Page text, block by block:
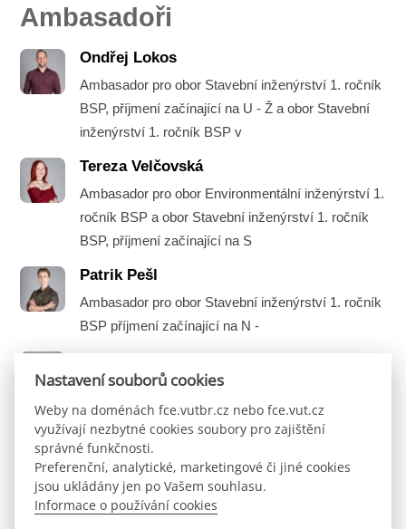
Ambasadoři
Ondřej Lokos
Ambasador pro obor Stavební inženýrství 1. ročník
BSP, příjmení začínající na U - Ž a obor Stavební
inženýrství 1. ročník BSP v
Tereza Velčovská
Ambasador pro obor Environmentální inženýrství 1.
ročník BSP a obor Stavební inženýrství 1. ročník
BSP, příjmení začínající na S
Patrik Pešl
Ambasador pro obor Stavební inženýrství 1. ročník
BSP příjmení začínající na N -
Ambasador pro obor Architektura pozemních
staveb 1. ročník BSP a obor Stavební inženýrství 1.
ročník BSP, příjmení začínající na
Marie Odehnalová
Ambasador pro obor Environmentálně vyspělé
budovy 1. ročník BSP a obor Stavební inženýrství
Nastavení souborů cookies
Weby na doménách fce.vutbr.cz nebo fce.vut.cz
využívají nezbytné cookies soubory pro zajištění
správné funkčnosti.
Preferenční, analytické, marketingové či jiné cookies
jsou ukládány jen po Vašem souhlasu.
Informace o používání cookies